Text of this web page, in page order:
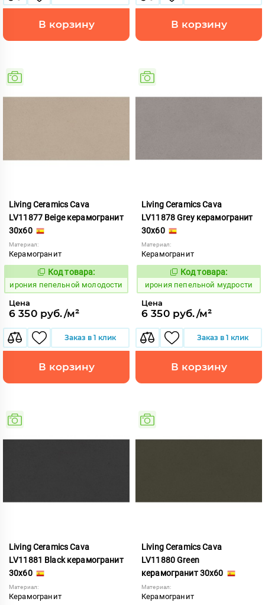
В корзину В корзину
Living Ceramics Cava
LV11877 Beige керамогранит
30x60
Материал:
Керамогранит
1102554
Код товара:
ирония пепельной молодости
Цена
6 350 руб./м²
Заказ в 1 клик
В корзину
Living Ceramics Cava
LV11878 Grey керамогранит
30x60
Материал:
Керамогранит
1102555
Код товара:
ирония пепельной мудрости
Цена
6 350 руб./м²
Заказ в 1 клик
В корзину
Living Ceramics Cava
LV11881 Black керамогранит
30x60
Материал:
Керамогранит
Living Ceramics Cava
LV11880 Green
керамогранит 30x60
Материал:
Керамогранит